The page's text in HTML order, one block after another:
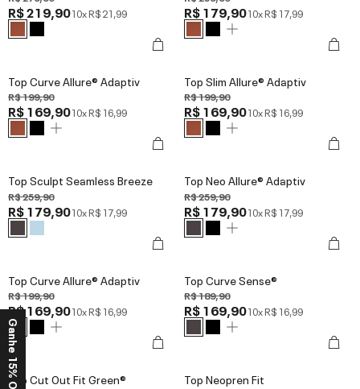
R$ 219,9010xR$ 21,99 R$ 179,9010xR$ 17,99
Top Curve Allure® Adaptiv
R$ 199,90
R$ 169,9010xR$ 16,99
Top Slim Allure® Adaptiv
R$ 199,90
R$ 169,9010xR$ 16,99
Top Sculpt Seamless Breeze
R$ 259,90
R$ 179,9010xR$ 17,99
Top Neo Allure® Adaptiv
R$ 259,90
R$ 179,9010xR$ 17,99
Top Curve Allure® Adaptiv
R$ 199,90
R$ 169,9010xR$ 16,99
Top Curve Sense®
R$ 189,90
R$ 169,9010xR$ 16,99
Top Cut Out Fit Green® Top Neopren Fit
Ganhe 15% OFF*